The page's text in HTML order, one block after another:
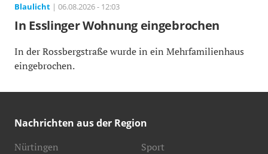
Blaulicht | 06.08.2026 - 12:03
In Esslinger Wohnung eingebrochen
In der Rossbergstraße wurde in ein Mehrfamilienhaus
eingebrochen.
Nachrichten aus der Region
Nürtingen
Sport